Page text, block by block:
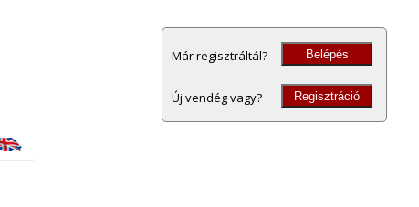
Már regisztráltál? Belépés
Új vendég vagy? Regisztráció